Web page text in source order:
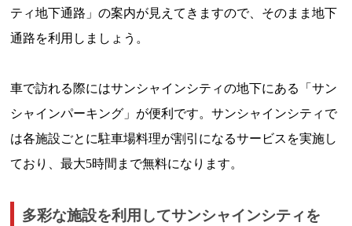
ティ地下通路」の案内が見えてきますので、そのまま地下
通路を利用しましょう。
車で訪れる際にはサンシャインシティの地下にある「サン
シャインパーキング」が便利です。サンシャインシティで
は各施設ごとに駐車場料理が割引になるサービスを実施し
ており、最大5時間まで無料になります。
多彩な施設を利用してサンシャインシティを